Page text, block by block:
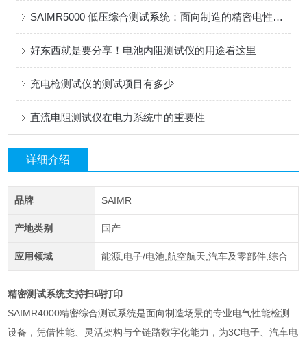
SAIMR5000 低压综合测试系统：面向制造的精密电性能测试平台
好东西就是要分享！电池内阻测试仪的用途看这里
充电枪测试仪的测试项目有多少
直流电阻测试仪在电力系统中的重要性
详细介绍
品牌 SAIMR
产地类别 国产
应用领域 能源,电子/电池,航空航天,汽车及零部件,综合
精密测试系统支持扫码打印
SAIMR4000精密综合测试系统是面向制造场景的专业电气性能检测
设备，凭借性能、灵活架构与全链路数字化能力，为3C电子、汽车电